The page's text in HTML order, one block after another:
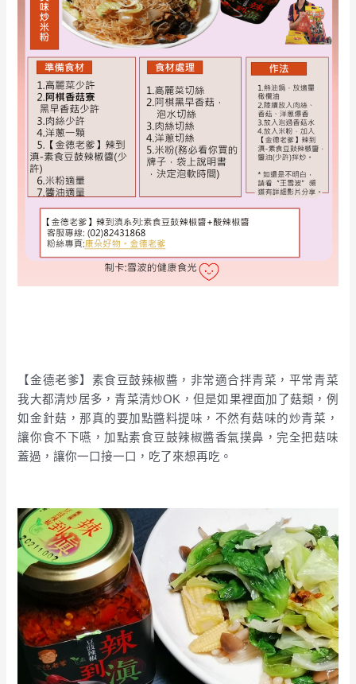
【金德老爹】素食豆鼓辣椒醬，非常適合拌青菜，平常青菜
我大都清炒居多，青菜清炒OK，但是如果裡面加了菇類，例
如金針菇，那真的要加點醬料提味，不然有菇味的炒青菜，
讓你食不下嚥，加點素食豆鼓辣椒醬香氣撲鼻，完全把菇味
蓋過，讓你一口接一口，吃了來想再吃。